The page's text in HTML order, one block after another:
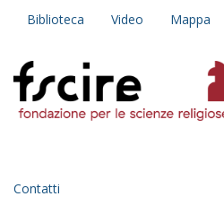
Biblioteca Video Mappa
Contatti